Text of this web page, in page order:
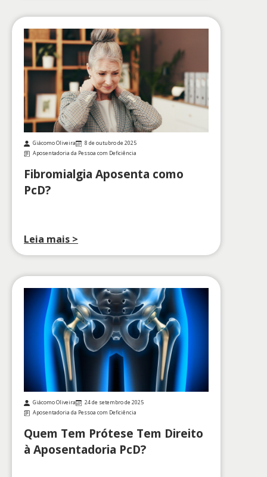
Giácomo Oliveira
8 de outubro de 2025
Aposentadoria da Pessoa com Deficiência
Fibromialgia Aposenta como
PcD?
Leia mais >
Giácomo Oliveira
24 de setembro de 2025
Aposentadoria da Pessoa com Deficiência
Quem Tem Prótese Tem Direito
à Aposentadoria PcD?